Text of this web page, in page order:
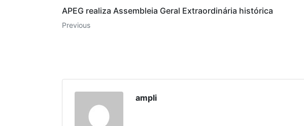
APEG realiza Assembleia Geral Extraordinária histórica
Previous
ampli